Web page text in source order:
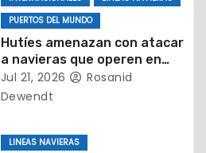
PUERTOS DEL MUNDO
Hutíes amenazan con atacar
a navieras que operen en
puertos de Arabia Saudita
Jul 21, 2026
Rosanid
Dewendt
LINEAS NAVIERAS